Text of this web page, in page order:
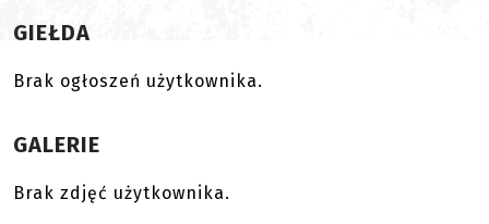
GIEŁDA
Brak ogłoszeń użytkownika.
GALERIE
Brak zdjęć użytkownika.